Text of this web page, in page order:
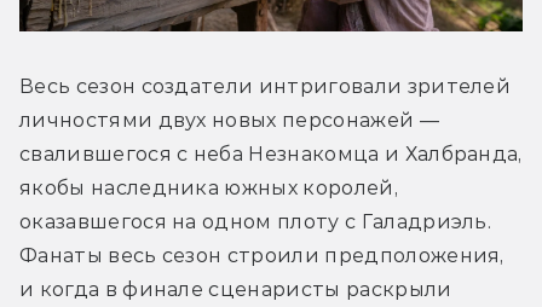
Весь сезон создатели интриговали зрителей
личностями двух новых персонажей —
свалившегося с неба Незнакомца и Халбранда,
якобы наследника южных королей,
оказавшегося на одном плоту с Галадриэль.
Фанаты весь сезон строили предположения,
и когда в финале сценаристы раскрыли